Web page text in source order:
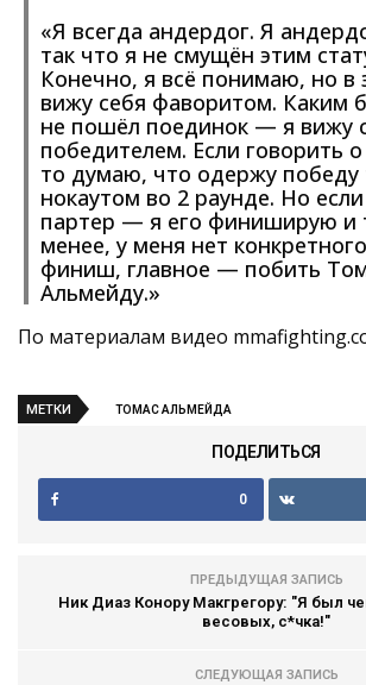
«Я всегда андердог. Я
так что я не смущён этим
Конечно, я всё понимаю, но в
вижу себя фаворитом. Каким
не пошёл поединок — я вижу
победителем. Если говорить
то думаю, что одержу победу
нокаутом во 2 раунде. Но
партер — я его финиширую и
менее, у меня нет
финиш, главное — побить
Альмейду.»
По материалам видео
МЕТКИ ТОМАС АЛЬМЕЙДА
ПОДЕЛИТЬСЯ
0
ПРЕДЫДУЩАЯ ЗАПИСЬ
Ник Диаз Конору Макгрегору: "Я был
весовых, с*чка!"
СЛЕДУЮЩАЯ ЗАПИСЬ